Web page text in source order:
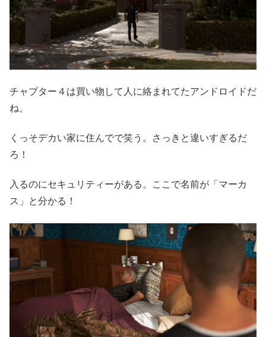
チャプター４は買い物して人に絡まれてたアンドロイドだ
ね。
くっそデカい家に住んでで笑う。さっきと違いすぎるだ
ろ！
入るのにセキュリティーがある。ここで名前が「マーカ
ス」と分かる！